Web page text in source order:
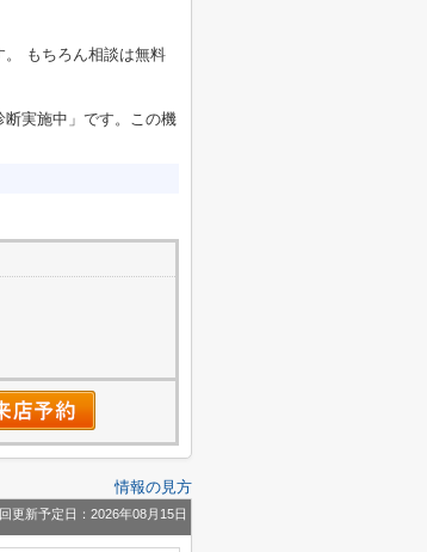
。 もちろん相談は無料
実施中」です。この機
情報の見方
更新予定日：2026年08月15日